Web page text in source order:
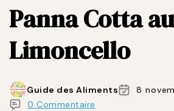
Panna Cotta au
Limoncello
Guide des Aliments
8
0 Commentaire